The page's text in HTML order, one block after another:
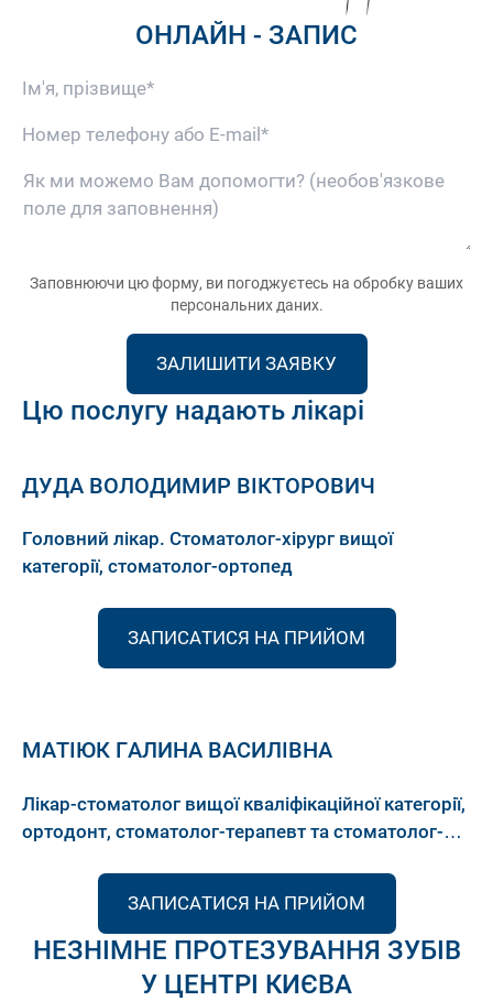
ОНЛАЙН - ЗАПИС
Ім'я, прізвище*
Номер телефону або E-mail*
Як ми можемо Вам допомогти?
Заповнюючи цю форму, ви погоджуєтесь на обробку ваших
персональних даних.
Цю послугу надають лікарі
ДУДА ВОЛОДИМИР ВІКТОРОВИЧ
Головний лікар. Стоматолог-хірург вищої
категорії, стоматолог-ортопед
ЗАПИСАТИСЯ НА ПРИЙОМ
МАТІЮК ГАЛИНА ВАСИЛІВНА
Лікар-стоматолог вищої кваліфікаційної категорії,
ортодонт, стоматолог-терапевт та стоматолог-
ЗАПИСАТИСЯ НА ПРИЙОМ
НЕЗНІМНЕ ПРОТЕЗУВАННЯ ЗУБІВ
У ЦЕНТРІ КИЄВА